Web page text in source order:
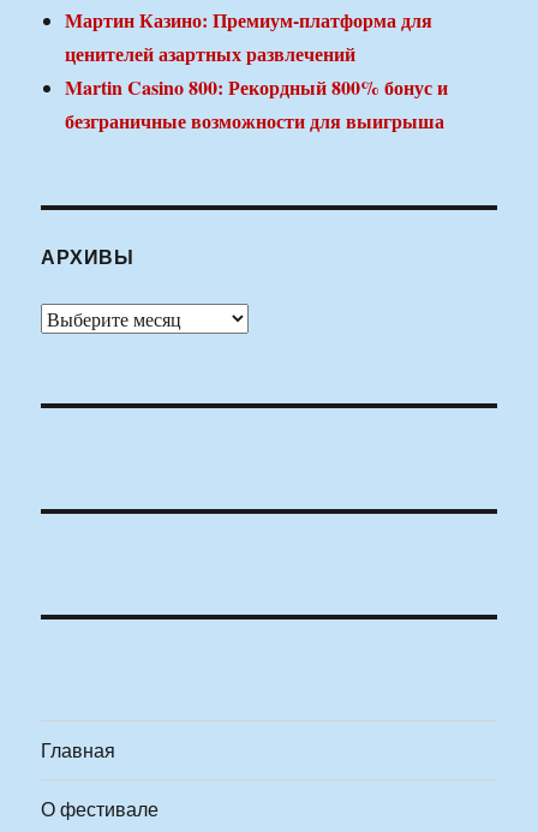
Мартин Казино: Премиум-платформа для
ценителей азартных развлечений
Martin Casino 800: Рекордный 800% бонус и
безграничные возможности для выигрыша
АРХИВЫ
Архивы
Главная
О фестивале